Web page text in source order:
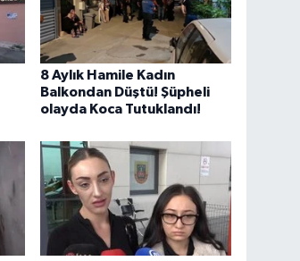
8 Aylık Hamile Kadın
Balkondan Düştü! Şüpheli
olayda Koca Tutuklandı!